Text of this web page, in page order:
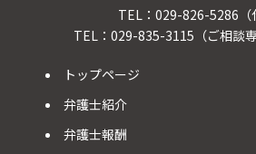
TEL：029-826-5286（
TEL：029-835-3115（ご相談専
トップページ
弁護士紹介
弁護士報酬